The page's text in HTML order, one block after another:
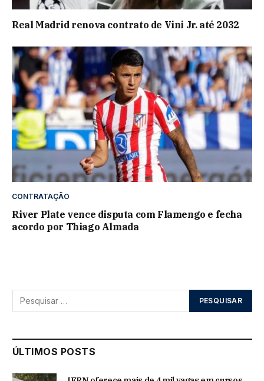
Real Madrid renova contrato de Vini Jr. até 2032
CONTRATAÇÃO
River Plate vence disputa com Flamengo e fecha
acordo por Thiago Almada
ÚLTIMOS POSTS